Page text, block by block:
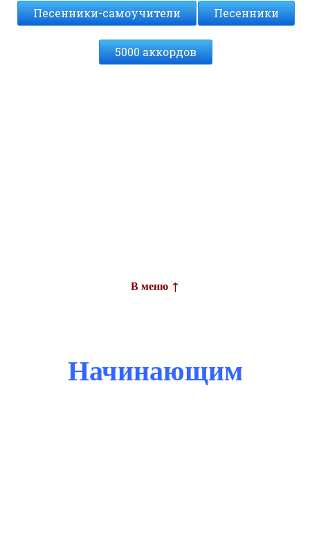
Песенники-самоучители Песенники
5000 аккордов
В меню ↑
Начинающим